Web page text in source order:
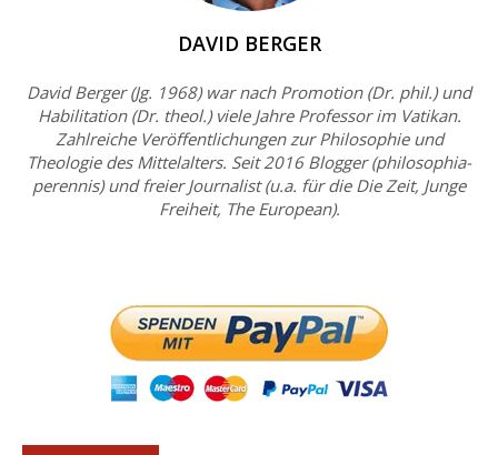
DAVID BERGER
David Berger (Jg. 1968) war nach Promotion (Dr. phil.) und
Habilitation (Dr. theol.) viele Jahre Professor im Vatikan.
Zahlreiche Veröffentlichungen zur Philosophie und
Theologie des Mittelalters. Seit 2016 Blogger (philosophia-
perennis) und freier Journalist (u.a. für die Die Zeit, Junge
Freiheit, The European).